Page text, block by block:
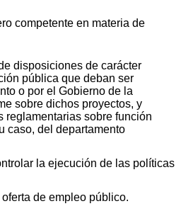
competente en materia de
disposiciones de carácter
pública que deban ser
o por el Gobierno de la
sobre dichos proyectos, y
reglamentarias sobre función
caso, del departamento
la ejecución de las políticas
de empleo público.